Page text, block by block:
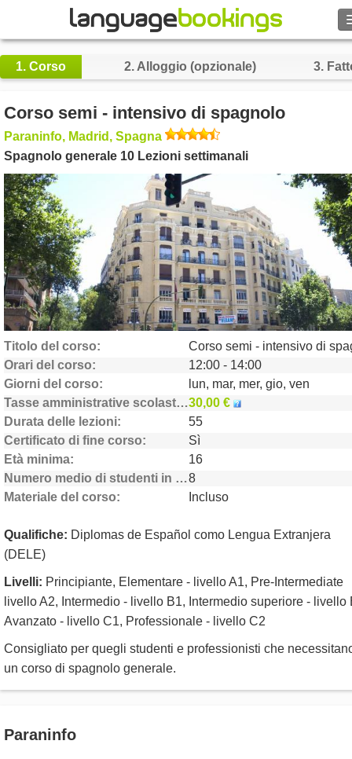
SFOGLIARE
Entra
Aiuto
Valuta €
Lingua
1. Corso 2.Alloggio (opzionale) 3.
Corso semi - intensivo di spagnolo
Paraninfo, Madrid, Spagna
Spagnolo generale 10 Lezioni settimanali
Titolo del corso
Orari del corso
12:00 - 14:00
Giorni del corso
lun, mar, mer, gio, ven
Tasse amministrative scolastiche30,00 €
Durata delle lezioni
55
Certificato di fine corso
Sì
Età minima
16
Numero medio di studenti in classe8
Materiale del corso
Incluso
Qualifiche: Diplomas de Español como Lengua Extranjera
(DELE)
Livelli: Principiante, Elementare - livello A1, Pre-Intermediate
livello A2, Intermedio - livello B1, Intermedio superiore - livello
Avanzato - livello C1, Professionale - livello C2
Consigliato per quegli studenti e professionisti che
un corso di spagnolo generale.
Paraninfo